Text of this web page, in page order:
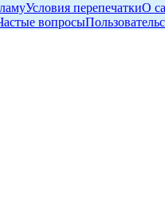
Условия перепечаткиО
вопросы